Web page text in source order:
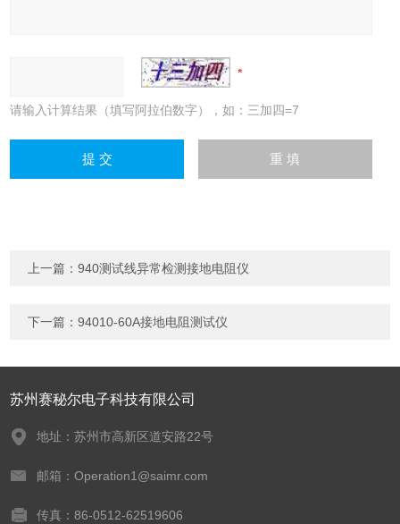
请输入计算结果（填写阿拉伯数字），如：三加四=7
上一篇：940测试线异常检测接地电阻仪
下一篇：94010-60A接地电阻测试仪
苏州赛秘尔电子科技有限公司
地址：苏州市高新区道安路22号
邮箱：Operation1@saimr.com
传真：86-0512-62519606